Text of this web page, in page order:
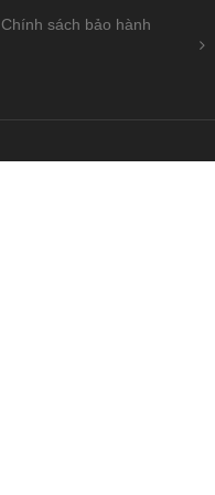
Chính sách bảo hành